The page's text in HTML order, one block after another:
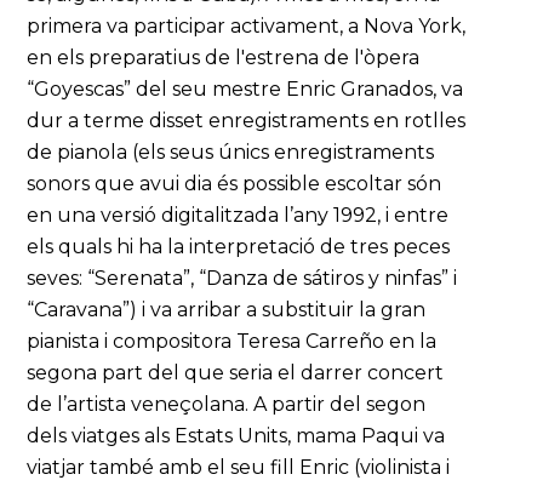
primera va participar activament, a Nova York,
en els preparatius de l'estrena de l'òpera
“Goyescas” del seu mestre Enric Granados, va
dur a terme disset enregistraments en rotlles
de pianola (els seus únics enregistraments
sonors que avui dia és possible escoltar són
en una versió digitalitzada l’any 1992, i entre
els quals hi ha la interpretació de tres peces
seves: “Serenata”, “Danza de sátiros y ninfas” i
“Caravana”) i va arribar a substituir la gran
pianista i compositora Teresa Carreño en la
segona part del que seria el darrer concert
de l’artista veneçolana. A partir del segon
dels viatges als Estats Units, mama Paqui va
viatjar també amb el seu fill Enric (violinista i